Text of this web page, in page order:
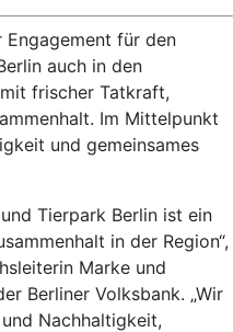
Engagement für den
auch in den
frischer Tatkraft,
Im Mittelpunkt
und gemeinsames
Tierpark Berlin ist ein
in der Region“,
Marke und
Berliner Volksbank. „Wir
Nachhaltigkeit,